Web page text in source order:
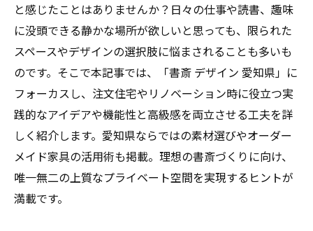
と感じたことはありませんか？日々の仕事や読書、趣味
に没頭できる静かな場所が欲しいと思っても、限られた
スペースやデザインの選択肢に悩まされることも多いも
のです。そこで本記事では、「書斎 デザイン 愛知県」に
フォーカスし、注文住宅やリノベーション時に役立つ実
践的なアイデアや機能性と高級感を両立させる工夫を詳
しく紹介します。愛知県ならではの素材選びやオーダー
メイド家具の活用術も掲載。理想の書斎づくりに向け、
唯一無二の上質なプライベート空間を実現するヒントが
満載です。